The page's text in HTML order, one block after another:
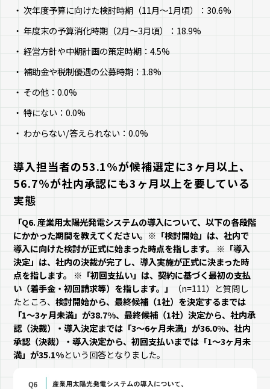
次年度予算に向けた検討時期（11月～1月頃）：30.6%
年度末の予算消化時期（2月～3月頃）：18.9%
経営方針や中期計画の策定時期：4.5%
補助金や税制優遇の公募時期：1.8%
その他：0.0%
特にない：0.0%
わからない/答えられない：0.0%
導入担当者の53.1%が候補選定に3ヶ月以上、
56.7％が社内承認にも3ヶ月以上を要している
実態
「Q6. 産業用太陽光発電システムの導入について、以下の各段階
にかかった期間を教えてください。 ※ 「検討開始」は、社内で
導入に向けた検討が正式に始まった時点を指します。
※ 「導入
決定」は、社内の決裁が完了し、導入実施が正式に決まった時
点を指します。
※ 「初回支払い」は、契約に基づく最初の支払
い（着手金・初回請求等）を指します。」
（n=111）と質問し
たところ、検討開始から、最終候補（1社）を決定するまでは
「1～3ヶ月未満」が38.7%、最終候補（1社）決定から、社内承
認（決裁）・導入決定までは「3～6ヶ月未満」が36.0%、社内
承認（決裁）・導入決定から、初回支払いまでは「1～3ヶ月未
満」が35.1%という回答となりました。